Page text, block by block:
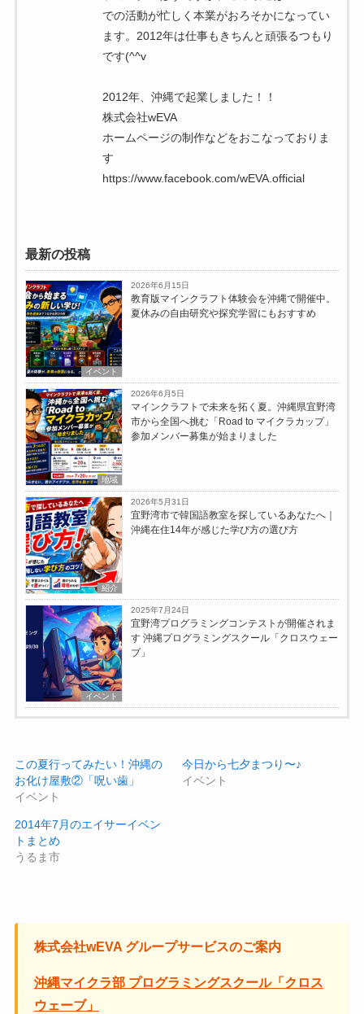
での活動が忙しく本業がおろそかになってい
ます。2012年は仕事もきちんと頑張るつもり
です(^^v
2012年、沖縄で起業しました！！
株式会社wEVA
ホームページの制作などをおこなっておりま
す
https://www.facebook.com/wEVA.official
最新の投稿
イベント
2026年6月15日
教育版マインクラフト体験会を沖縄で開催中。
夏休みの自由研究や探究学習にもおすすめ
地域
2026年6月5日
マインクラフトで未来を拓く夏。沖縄県宜野湾
市から全国へ挑む「Road to マイクラカップ」
参加メンバー募集が始まりました
紹介
2026年5月31日
宜野湾市で韓国語教室を探しているあなたへ｜
沖縄在住14年が感じた学び方の選び方
イベント
2025年7月24日
宜野湾プログラミングコンテストが開催されま
す 沖縄プログラミングスクール「クロスウェー
ブ」
この夏行ってみたい！沖縄の
お化け屋敷②「呪い歯」
イベント
今日から七夕まつり〜♪
イベント
2014年7月のエイサーイベン
トまとめ
うるま市
株式会社wEVA グループサービスのご案内
沖縄マイクラ部 プログラミングスクール「クロス
ウェーブ」